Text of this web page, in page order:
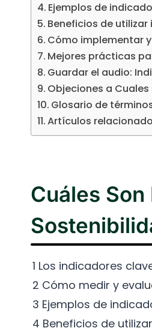
Ejemplos de
Beneficios de
Cómo implementar
Mejores prácticas
Guardar el audio:
Objeciones a
Glosario de
Artículos
Cuáles
1 Los indicadores
2 Cómo medir y
3 Ejemplos de
4 Beneficios de